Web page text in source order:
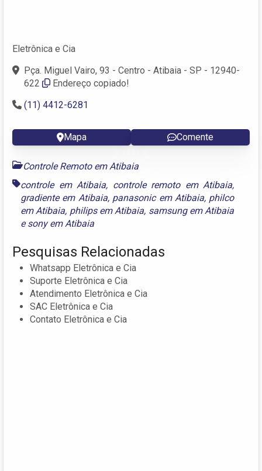
Eletrônica e Cia
Pça. Miguel Vairo, 93 - Centro - Atibaia - SP - 12940-
622
Endereço copiado!
(11) 4412-6281
Mapa Comente
Controle Remoto em Atibaia
controle em Atibaia, controle remoto em Atibaia,
gradiente em Atibaia, panasonic em Atibaia, philco
em Atibaia, philips em Atibaia, samsung em Atibaia
esony em Atibaia
Pesquisas Relacionadas
Whatsapp Eletrônica e Cia
Suporte Eletrônica e Cia
Atendimento Eletrônica e Cia
SAC Eletrônica e Cia
Contato Eletrônica e Cia